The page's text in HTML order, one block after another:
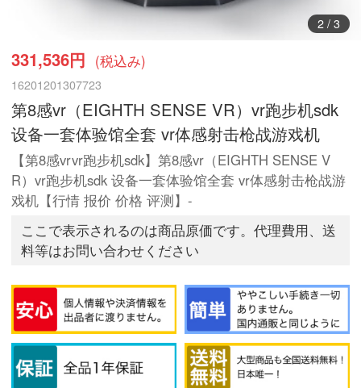
3/ 3
331,536円 (税込み)
16201201307723
第8感vr（EIGHTH SENSE VR）vr跑步机sdk
设备一套体验馆全套 vr体感射击枪战游戏机
【第8感vrvr跑步机sdk】第8感vr（EIGHTH SENSE V
R）vr跑步机sdk 设备一套体验馆全套 vr体感射击枪战游
戏机【行情 报价 价格 评测】-
ここで表示されるのは商品原価です。代理費用、送
料等はお問い合わせください